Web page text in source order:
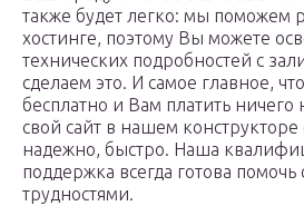
также будет легко: мы поможем
хостинге, поэтому Вы можете
технических подробностей с
сделаем это. И самое главное,
бесплатно и Вам платить ничего
свой сайт в нашем конструкторе
надежно, быстро. Наша
поддержка всегда готова
трудностями.